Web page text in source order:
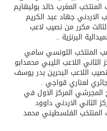
المنتخب المغرب خالد بولبهايم
الاردني جهاد عبد الكريم
مكرر من نصيب لاعب
البرنزية ..
كغ حقق لاعب المنتخب التونسي سامي
اللاعب الليبي محمدابو
اللاعب البحرين بدر يوسف
لعناري قواجي .
المركز الاول في
المركز الثاني الاردني داوود
المنتخب الفلسطيني محمد